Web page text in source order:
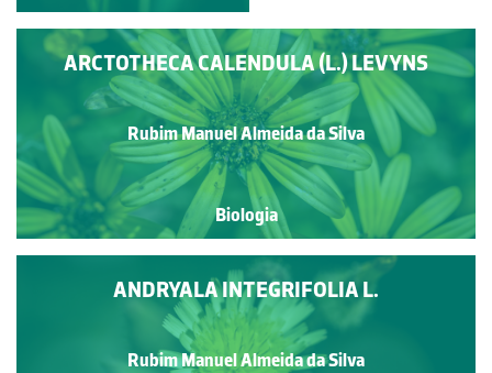
ARCTOTHECA CALENDULA (L.) LEVYNS
Rubim Manuel Almeida da Silva
Biologia
ANDRYALA INTEGRIFOLIA L.
Rubim Manuel Almeida da Silva